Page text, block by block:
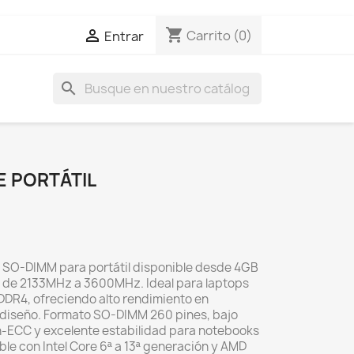
 Entrar shopping_cart Carrito (0)
search
PORTÁTIL
SO-DIMM para portátil disponible desde 4GB
2133MHz a 3600MHz. Ideal para laptops
ofreciendo alto rendimiento en
Formato SO-DIMM 260 pines, bajo
ECC y excelente estabilidad para notebooks
con Intel Core 6ª a 13ª generación y AMD